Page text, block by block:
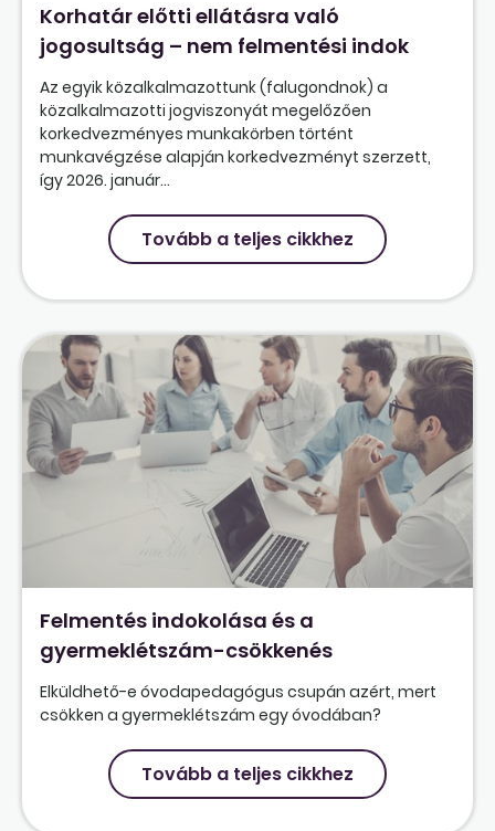
Korhatár előtti ellátásra való
jogosultság – nem felmentési indok
Az egyik közalkalmazottunk (falugondnok) a
közalkalmazotti jogviszonyát megelőzően
korkedvezményes munkakörben történt
munkavégzése alapján korkedvezményt szerzett,
így 2026. január...
Tovább a teljes cikkhez
Felmentés indokolása és a
gyermeklétszám-csökkenés
Elküldhető-e óvodapedagógus csupán azért, mert
csökken a gyermeklétszám egy óvodában?
Tovább a teljes cikkhez